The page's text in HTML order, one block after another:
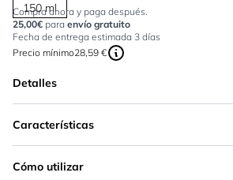
150 ml
Compra ahora y paga después.
25,00€ para envío gratuito
Fecha de entrega estimada 3 días
Precio mínimo28,59 €
Detalles
Características
Cómo utilizar